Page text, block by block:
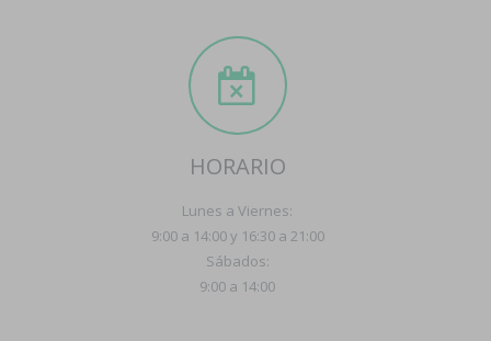
HORARIO
Lunes a Viernes:
9:00 a 14:00 y 16:30 a 21:00
Sábados:
9:00 a 14:00